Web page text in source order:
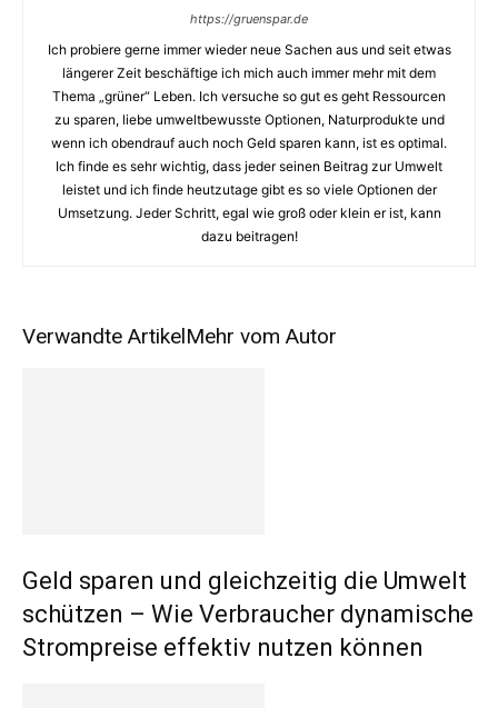
https://gruenspar.de
Ich probiere gerne immer wieder neue Sachen aus und seit etwas
längerer Zeit beschäftige ich mich auch immer mehr mit dem
Thema „grüner“ Leben. Ich versuche so gut es geht Ressourcen
zu sparen, liebe umweltbewusste Optionen, Naturprodukte und
wenn ich obendrauf auch noch Geld sparen kann, ist es optimal.
Ich finde es sehr wichtig, dass jeder seinen Beitrag zur Umwelt
leistet und ich finde heutzutage gibt es so viele Optionen der
Umsetzung. Jeder Schritt, egal wie groß oder klein er ist, kann
dazu beitragen!
Verwandte ArtikelMehr vom Autor
Geld sparen und gleichzeitig die Umwelt
schützen – Wie Verbraucher dynamische
Strompreise effektiv nutzen können